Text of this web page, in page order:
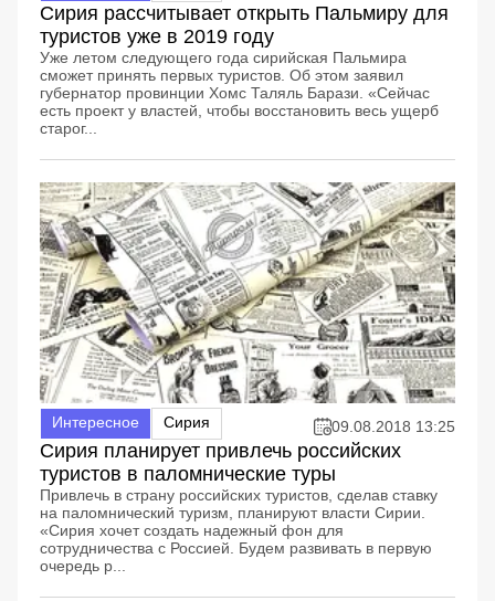
Сирия рассчитывает открыть Пальмиру для
туристов уже в 2019 году
Уже летом следующего года сирийская Пальмира
сможет принять первых туристов. Об этом заявил
губернатор провинции Хомс Таляль Барази. «Сейчас
есть проект у властей, чтобы восстановить весь ущерб
старог...
Интересное Сирия 09.08.2018 13:25
Сирия планирует привлечь российских
туристов в паломнические туры
Привлечь в страну российских туристов, сделав ставку
на паломнический туризм, планируют власти Сирии.
«Сирия хочет создать надежный фон для
сотрудничества с Россией. Будем развивать в первую
очередь р...